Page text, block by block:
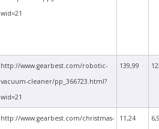
wid=21
http://www.gearbest.com/robotic-
vacuum-cleaner/pp_366723.html?
wid=21
139,99
http://www.gearbest.com/christmas-
11,24